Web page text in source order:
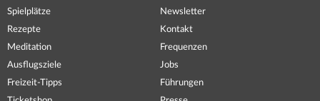
Spielplätze
Rezepte
Meditation
Ausflugsziele
Freizeit-Tipps
Newsletter
Kontakt
Frequenzen
Jobs
Führungen